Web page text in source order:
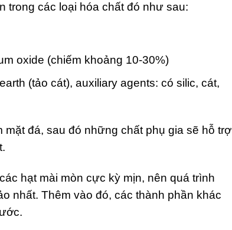
trong các loại hóa chất đó như sau:
oxide (chiếm khoảng 10-30%)
(tảo cát), auxiliary agents: có silic, cát,
đá, sau đó những chất phụ gia sẽ hỗ trợ
hạt mài mòn cực kỳ mịn, nên quá trình
nhất. Thêm vào đó, các thành phần khác